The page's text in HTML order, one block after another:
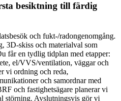
besiktning till färdig
och fukt-/radongenomgång.
3D-skiss och materialval som
får en tydlig tidplan med etapper:
el/VVS/ventilation, väggar och
vi ordning och reda,
och samordnar med
och fastighetsägare planerar vi
störning. Avslutningsvis gör vi